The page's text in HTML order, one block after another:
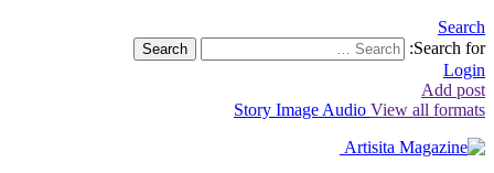
Search
Search for:
Search
Login
Add post
Story Image Audio View all formats